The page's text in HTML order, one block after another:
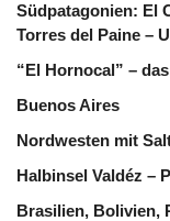
Südpatagonien: El
Torres del Paine –
“El Hornocal” –
Buenos Aires
Nordwesten mit
Halbinsel Valdéz –
Brasilien, Bolivien,